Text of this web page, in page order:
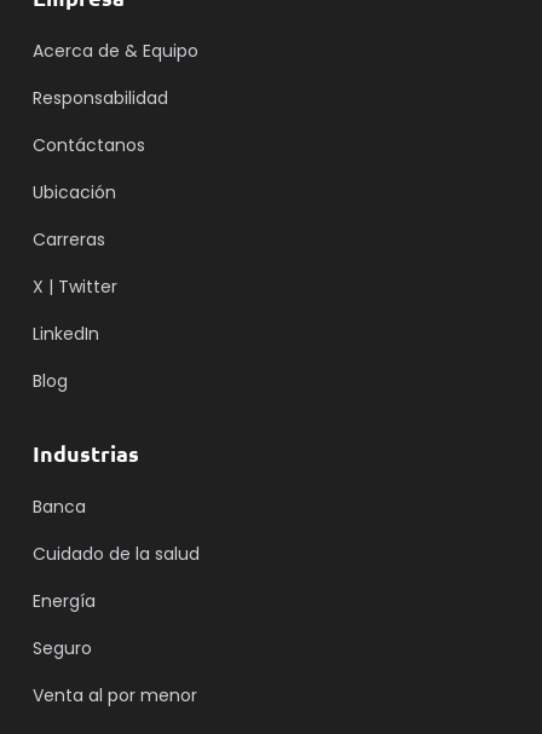
Acerca de & Equipo
Responsabilidad
Contáctanos
Ubicación
Carreras
X | Twitter
LinkedIn
Blog
Industrias
Banca
Cuidado de la salud
Energía
Seguro
Venta al por menor